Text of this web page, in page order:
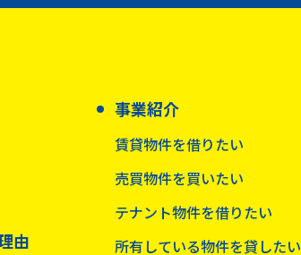
由
事業紹介
賃貸物件を借りたい
売買物件を買いたい
テナント物件を借りたい
所有している物件を貸したい